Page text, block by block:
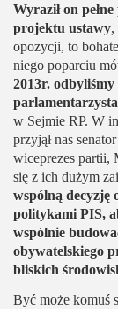
Wyraził on
projektu ustawy,
opozycji, to
niego poparciu
2013r.
w Sejmie RP. W
przyjął nas
wiceprezes partii,
się z ich dużym
wspólną decyzję
politykami PIS,
wspólnie
obywatelskiego
bliskich
Być może komuś